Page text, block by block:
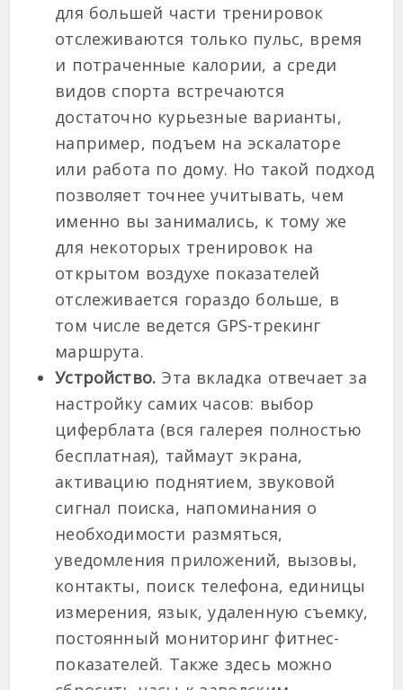
для большей части тренировок
отслеживаются только пульс, время
и потраченные калории, а среди
видов спорта встречаются
достаточно курьезные варианты,
например, подъем на эскалаторе
или работа по дому. Но такой подход
позволяет точнее учитывать, чем
именно вы занимались, к тому же
для некоторых тренировок на
открытом воздухе показателей
отслеживается гораздо больше, в
том числе ведется GPS-трекинг
маршрута.
Устройство. Эта вкладка отвечает за
настройку самих часов: выбор
циферблата (вся галерея полностью
бесплатная), таймаут экрана,
активацию поднятием, звуковой
сигнал поиска, напоминания о
необходимости размяться,
уведомления приложений, вызовы,
контакты, поиск телефона, единицы
измерения, язык, удаленную съемку,
постоянный мониторинг фитнес-
показателей. Также здесь можно